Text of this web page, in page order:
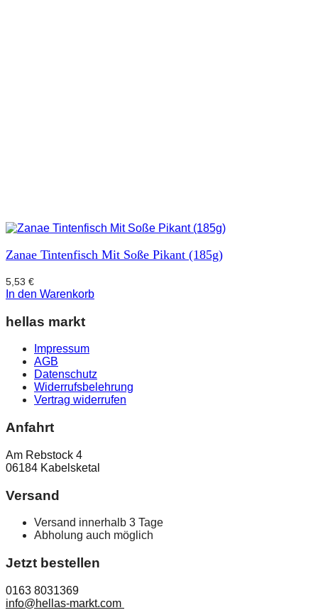
Zanae Tintenfisch Mit Soße Pikant (185g)
5,53 €
In den Warenkorb
hellas markt
Impressum
AGB
Datenschutz
Widerrufsbelehrung
Vertrag widerrufen
Anfahrt
Am Rebstock 4
06184 Kabelsketal
Versand
Versand innerhalb 3 Tage
Abholung auch möglich
Jetzt bestellen
0163 8031369
info@hellas-markt.com